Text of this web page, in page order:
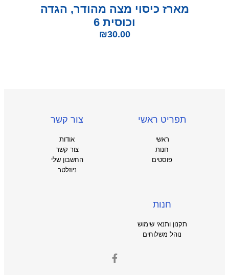
מארז כיסוי מצה מהודר, הגדה
וכוסית 6
₪30.00
תפריט ראשי
ראשי
חנות
פוסטים
צור קשר
אודות
צור קשר
החשבון שלי
ניוזלטר
חנות
תקנון ותנאי שימוש
נוהל משלוחים